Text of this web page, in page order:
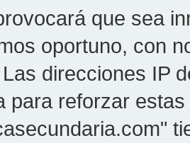
que sea
oportuno, con
direcciones IP
para reforzar